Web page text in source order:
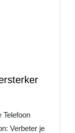
Telefoon
Verbeter je